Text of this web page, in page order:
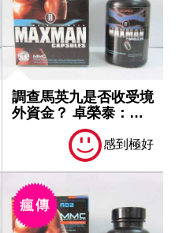
調查馬英九是否收受境
外資金？ 卓榮泰：一
切依法處理
感到極好